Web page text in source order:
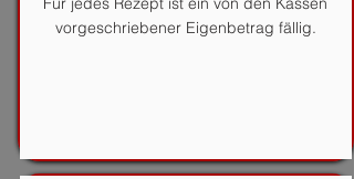
vorgeschriebener Eigenbetrag fällig.